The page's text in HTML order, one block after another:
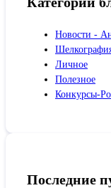
Новости -
Личное
Полезное
Конкурсы-
Последние